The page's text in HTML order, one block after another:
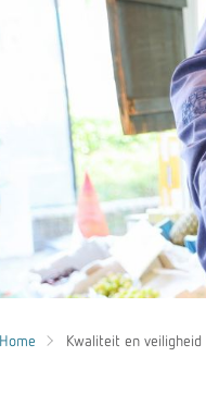
Home Kwaliteit en veiligheid